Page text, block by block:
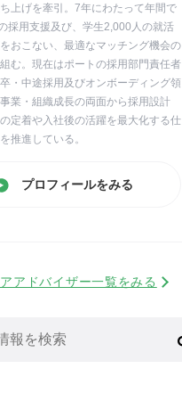
上げを牽引。7年にわたって年間で
採用支援及び、学生2,000人の就活
おこない、最適なマッチング機会の
む。現在はポートの採用部門責任者
・中途採用及びオンボーディング領
業・組織成長の両面から採用設計
定着や入社後の活躍を最大化する仕
推進している。
プロフィールをみる
アドバイザー一覧をみる